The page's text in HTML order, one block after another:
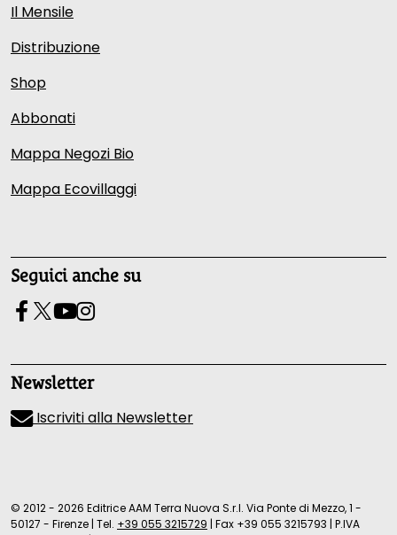
Il Mensile
Distribuzione
Shop
Abbonati
Mappa Negozi Bio
Mappa Ecovillaggi
Seguici anche su
Newsletter
Iscriviti alla Newsletter
© 2012 - 2026 Editrice AAM Terra Nuova S.r.l. Via Ponte di Mezzo, 1 -
50127 - Firenze | Tel. +39 055 3215729 | Fax +39 055 3215793 | P.IVA